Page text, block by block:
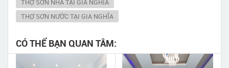
THỢ SƠN NHÀ TẠI GIA NGHĨA
THỢ SƠN NƯỚC TẠI GIA NGHĨA
CÓ THỂ BẠN QUAN TÂM: